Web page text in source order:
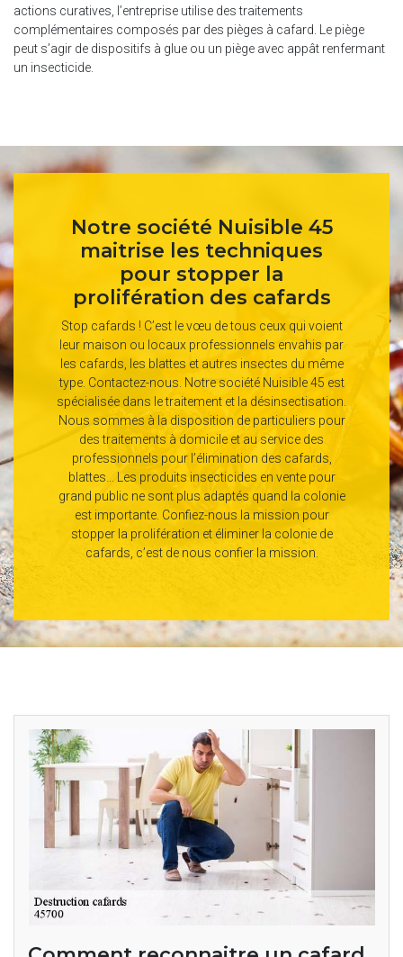
actions curatives, l’entreprise utilise des traitements
complémentaires composés par des pièges à cafard. Le piège
peut s’agir de dispositifs à glue ou un piège avec appât renfermant
un insecticide.
Notre société Nuisible 45
maitrise les techniques
pour stopper la
prolifération des cafards
Stop cafards ! C’est le vœu de tous ceux qui voient
leur maison ou locaux professionnels envahis par
les cafards, les blattes et autres insectes du même
type. Contactez-nous. Notre société Nuisible 45 est
spécialisée dans le traitement et la désinsectisation.
Nous sommes à la disposition de particuliers pour
des traitements à domicile et au service des
professionnels pour l’élimination des cafards,
blattes… Les produits insecticides en vente pour
grand public ne sont plus adaptés quand la colonie
est importante. Confiez-nous la mission pour
stopper la prolifération et éliminer la colonie de
cafards, c’est de nous confier la mission.